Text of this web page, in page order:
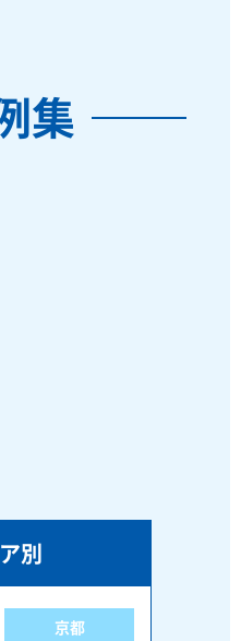
集
別
京都